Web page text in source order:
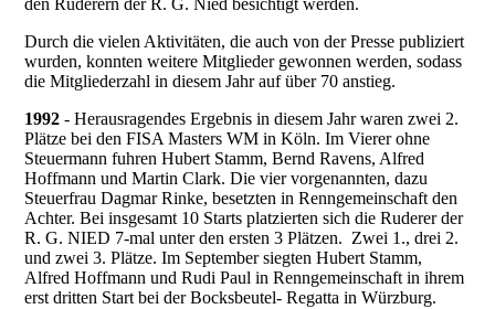
den Ruderern der R. G. Nied besichtigt werden.
Durch die vielen Aktivitäten, die auch von der Presse publiziert
wurden, konnten weitere Mitglieder gewonnen werden, sodass
die Mitgliederzahl in diesem Jahr auf über 70 anstieg.
1992 - Herausragendes Ergebnis in diesem Jahr waren zwei 2.
Plätze bei den FISA Masters WM in Köln. Im Vierer ohne
Steuermann fuhren Hubert Stamm, Bernd Ravens, Alfred
Hoffmann und Martin Clark. Die vier vorgenannten, dazu
Steuerfrau Dagmar Rinke, besetzten in Renngemeinschaft den
Achter. Bei insgesamt 10 Starts platzierten sich die Ruderer der
R. G. NIED 7-mal unter den ersten 3 Plätzen. Zwei 1., drei 2.
und zwei 3. Plätze. Im September siegten Hubert Stamm,
Alfred Hoffmann und Rudi Paul in Renngemeinschaft in ihrem
erst dritten Start bei der Bocksbeutel- Regatta in Würzburg.